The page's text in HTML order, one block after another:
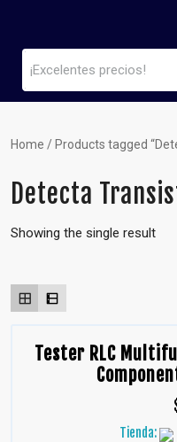
Home / Products tagged
Detecta
Showing the single result
Tester RLC
Tienda: